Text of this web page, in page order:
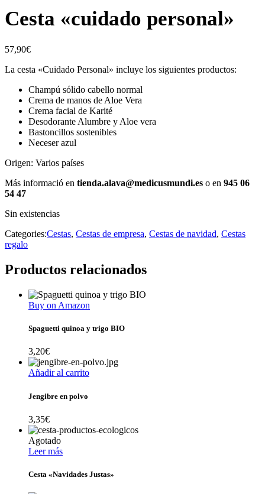
Cesta «cuidado personal»
57,90€
La cesta «Cuidado Personal» incluye los siguientes productos:
Champú sólido cabello normal
Crema de manos de Aloe Vera
Crema facial de Karité
Desodorante Alumbre y Aloe vera
Bastoncillos sostenibles
Neceser azul
Origen: Varios países
Más informació en tienda.alava@medicusmundi.es o en 945 06
54 47
Sin existencias
Categories:Cestas, Cestas de empresa, Cestas de navidad, Cestas
regalo
Productos relacionados
Buy on Amazon
Spaguetti quinoa y trigo BIO
3,20€
Añadir al carrito
Jengibre en polvo
3,35€
Agotado
Leer más
Cesta «Navidades Justas»